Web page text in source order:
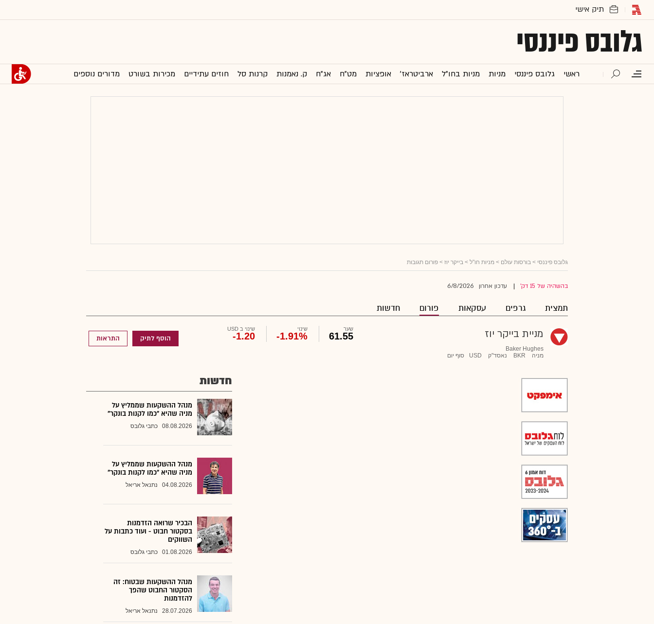
גלובס פיננסי
ראשי גלובס פיננסי מניות מניות בחו"ל ארביטראז' אופציות מט"ח אג"ח ק. נאמנות קרנות סל חוזים עתידיים מכירות בשורט מדורים נוספים
גלובס פיננסי > בורסות עולם > מניות חו"ל > בייקר יוז > פורום תגובות
בהשהיה של 15 דק' עדכון אחרון 6/8/2026
תמצית גרפים עסקאות פורום חדשות
מניית בייקר יוז
Baker Hughes
מניה
BKR נאסד"ק USD סוף יום
שער
61.55
שינוי
-1.91%
שינוי ב USD
-1.20 הוסף לתיק התראות
חדשות
מנהל ההשקעות שממליץ על
מניה שהיא "כמו לקנות בונקר"
08.08.2026 כתבי גלובס
מנהל ההשקעות שממליץ על
מניה שהיא "כמו לקנות בונקר"
04.08.2026 נתנאל אריאל
הבכיר שרואה הזדמנות
בסקטור חבוט - ועוד כתבות על
השווקים
01.08.2026 כתבי גלובס
מנהל ההשקעות שבטוח: זה
הסקטור החבוט שהפך
להזדמנות
28.07.2026 נתנאל אריאל